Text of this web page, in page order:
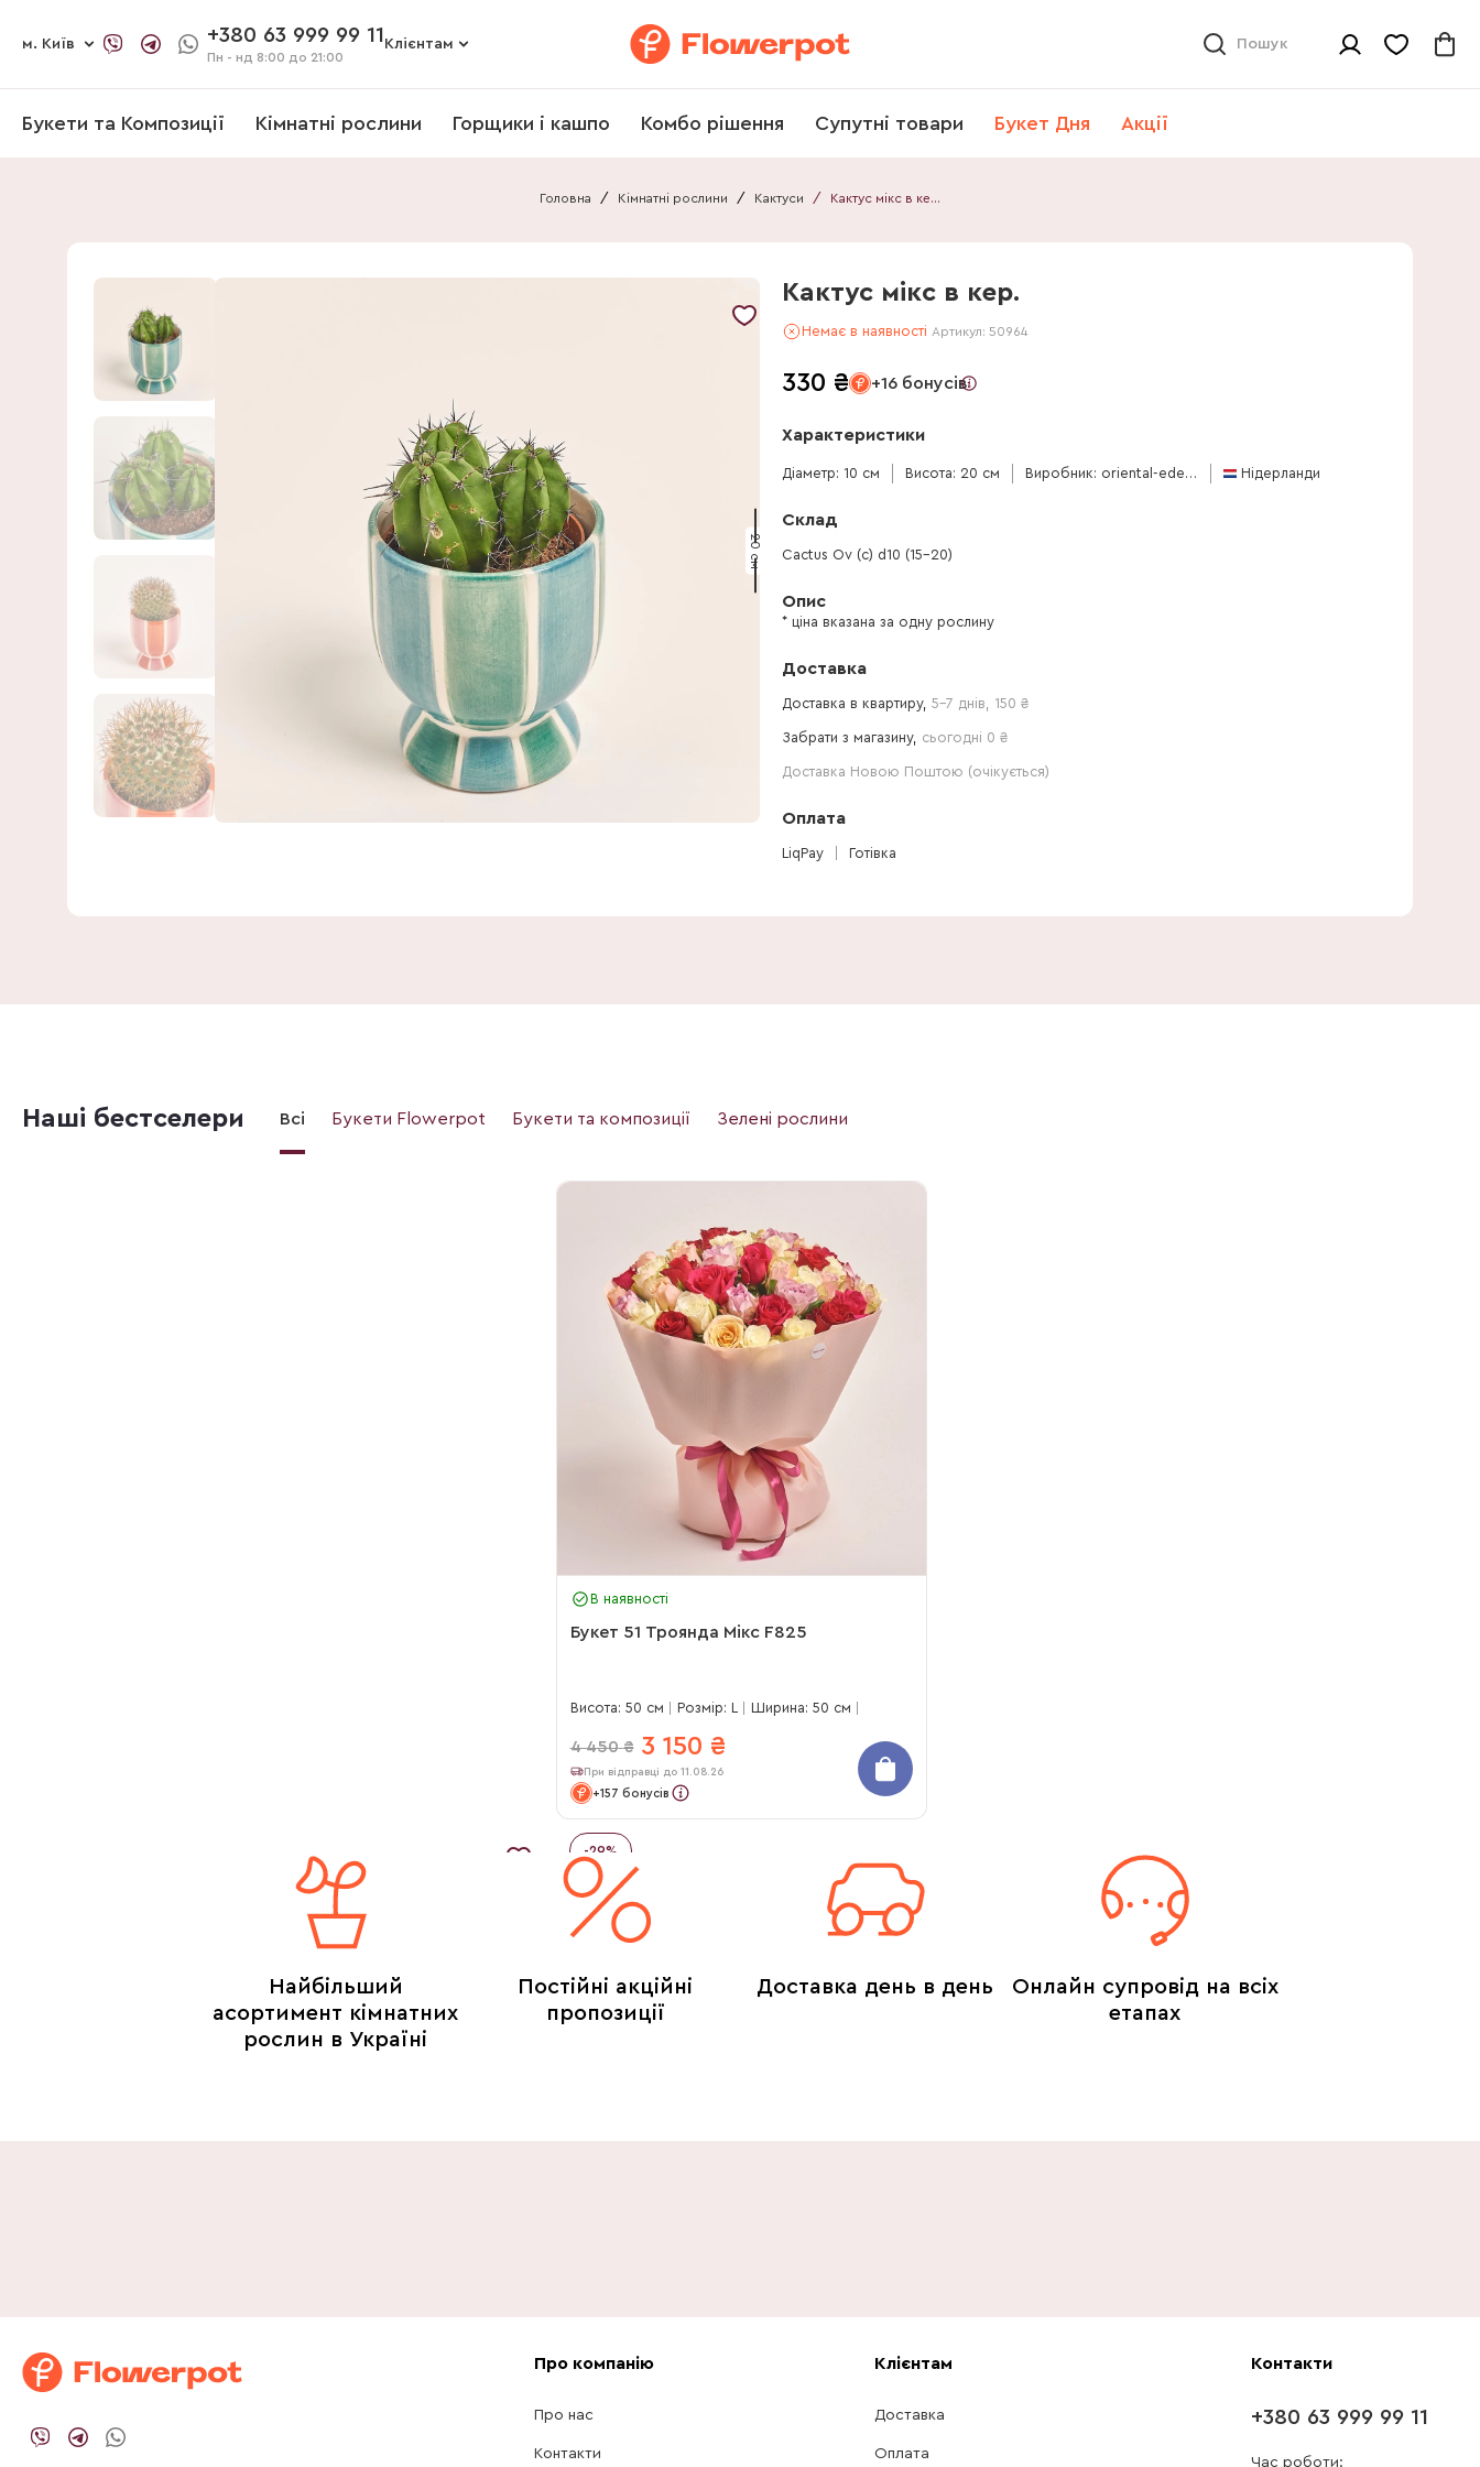
м. Київ +380 63 999 99 11
Пн - нд 8:00 до 21:00
Клієнтам Пошук
Букети та Композиції Кімнатні рослини Горщики і кашпо Комбо рішення Супутні товари Букет Дня Акції
Головна / Кімнатні рослини / Кактуси / Кактус мікс в кер.
20 см
Кактус мікс в кер.
Немає в наявності Артикул: 50964
330 ₴ +16 бонусів
Характеристики
Діаметр: 10 см Висота: 20 см Виробник: oriental-edelcactus Нідерланди
Склад
Cactus Ov (с) d10 (15-20)
Опис
* ціна вказана за одну рослину
Доставка
Доставка в квартиру, 5-7 днів 150 ₴
Забрати з магазину, сьогодні 0 ₴
Доставка Новою Поштою (очікується)
Оплата
LiqPay Готівка
Наші бестселери Всі Букети Flowerpot Букети та композиції Зелені рослини
В наявності
Букет 51 Троянда Мікс F825
Висота: 50 см Розмір: L Ширина: 50 см
4 450 ₴ 3 150 ₴
При відправці до 11.08.26
+157 бонусів
-29%
Найбільший
асортимент кімнатних
рослин в Україні
Постійні акційні
пропозиції
Доставка день в день
Онлайн супровід на всіх
етапах
Про компанію
Про нас
Контакти
Клієнтам
Доставка
Оплата
Контакти
+380 63 999 99 11
Час роботи: